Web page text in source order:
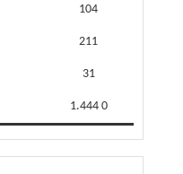
104
211
31
1.444 0